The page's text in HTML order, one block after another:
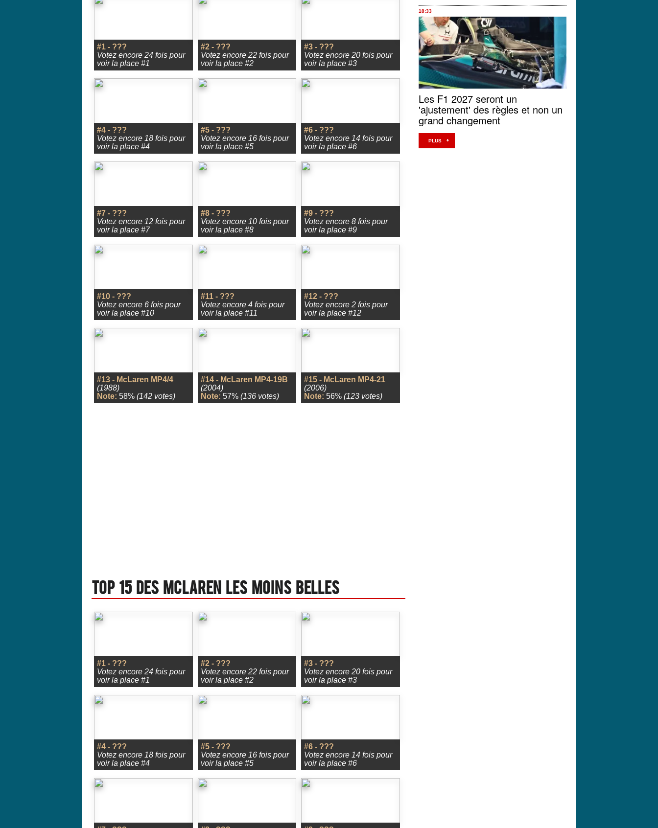
#1 - ???
Votez encore 24 fois pour
voir la place #1
#2 - ???
Votez encore 22 fois pour
voir la place #2
#3 - ???
Votez encore 20 fois pour
voir la place #3
#4 - ???
Votez encore 18 fois pour
voir la place #4
#5 - ???
Votez encore 16 fois pour
voir la place #5
#6 - ???
Votez encore 14 fois pour
voir la place #6
#7 - ???
Votez encore 12 fois pour
voir la place #7
#8 - ???
Votez encore 10 fois pour
voir la place #8
#9 - ???
Votez encore 8 fois pour
voir la place #9
#10 - ???
Votez encore 6 fois pour
voir la place #10
#11 - ???
Votez encore 4 fois pour
voir la place #11
#12 - ???
Votez encore 2 fois pour
voir la place #12
#13 - McLaren MP4/4
(1988)
Note: 58% (142 votes)
#14 - McLaren MP4-19B
(2004)
Note: 57% (136 votes)
#15 - McLaren MP4-21
(2006)
Note: 56%(123 votes)
Top 15 des Mclaren les moins belles
#1 - ???
Votez encore 24 fois pour
voir la place #1
#2 - ???
Votez encore 22 fois pour
voir la place #2
#3 - ???
Votez encore 20 fois pour
voir la place #3
#4 - ???
Votez encore 18 fois pour
voir la place #4
#5 - ???
Votez encore 16 fois pour
voir la place #5
#6 - ???
Votez encore 14 fois pour
voir la place #6
18:33
Les F1 2027 seront un
'ajustement' des règles et non un
grand changement
PLUS